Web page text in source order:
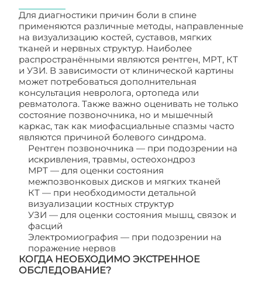
Для диагностики причин боли в спине
применяются различные методы, направленные
на визуализацию костей, суставов, мягких
тканей и нервных структур. Наиболее
распространёнными являются рентген, МРТ, КТ
и УЗИ. В зависимости от клинической картины
может потребоваться дополнительная
консультация невролога, ортопеда или
ревматолога. Также важно оценивать не только
состояние позвоночника, но и мышечный
каркас, так как миофасциальные спазмы часто
являются причиной болевого синдрома.
Рентген позвоночника — при подозрении на
искривления, травмы, остеохондроз
МРТ — для оценки состояния
межпозвонковых дисков и мягких тканей
КТ — при необходимости детальной
визуализации костных структур
УЗИ — для оценки состояния мышц, связок и
фасций
Электромиография — при подозрении на
поражение нервов
КОГДА НЕОБХОДИМО ЭКСТРЕННОЕ
ОБСЛЕДОВАНИЕ?